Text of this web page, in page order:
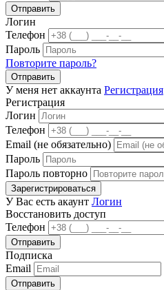
Отправить
Логин
Телефон
Пароль
Повторите пароль?
Отправить
У меня нет аккаунта Регистрация
Регистрация
Логин
Телефон
Email (не обязательно)
Пароль
Пароль повторно
Зарегистрироваться
У Вас есть акаунт Логин
Восстановить доступ
Телефон
Отправить
Подписка
Email
Отправить